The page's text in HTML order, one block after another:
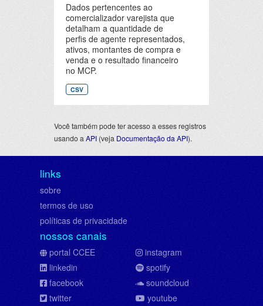
Dados pertencentes ao
comercializador varejista que
detalham a quantidade de
perfis de agente representados,
ativos, montantes de compra e
venda e o resultado financeiro
no MCP.
CSV
Você também pode ter acesso a esses registros
usando a API (veja Documentação da API).
links
sobre
termos de uso
políticas de privacidade
nossos canais
portal CCEE
linkedin
facebook
twitter
instagram
spotify
soundcloud
youtube